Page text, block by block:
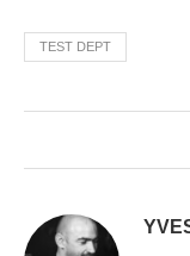
TEST DEPT